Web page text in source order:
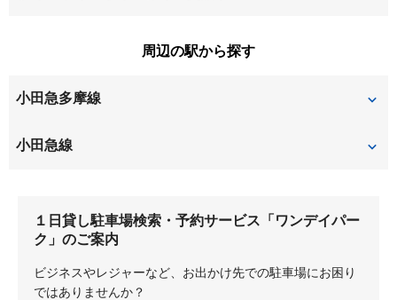
周辺の駅から探す
小田急多摩線
五月台
小田急線
百合ヶ丘 読売ランド前
１日貸し駐車場検索・予約サービス「ワンデイパー
ク」のご案内
ビジネスやレジャーなど、お出かけ先での駐車場にお困り
ではありませんか？